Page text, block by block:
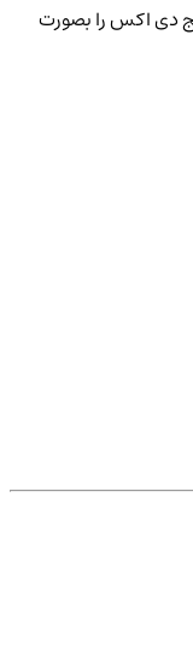
دی اکس را بصورت